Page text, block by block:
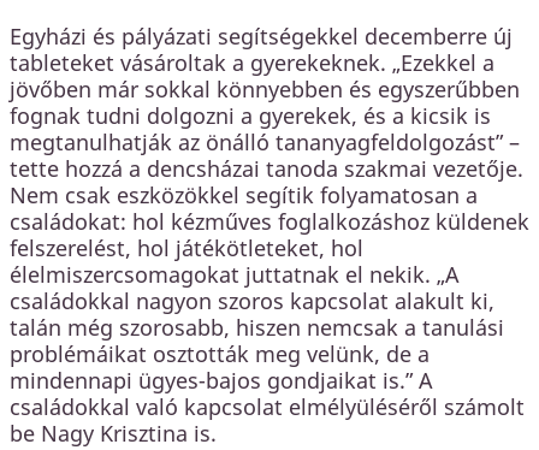
Egyházi és pályázati segítségekkel decemberre új
tableteket vásároltak a gyerekeknek. „Ezekkel a
jövőben már sokkal könnyebben és egyszerűbben
fognak tudni dolgozni a gyerekek, és a kicsik is
megtanulhatják az önálló tananyagfeldolgozást” –
tette hozzá a dencsházai tanoda szakmai vezetője.
Nem csak eszközökkel segítik folyamatosan a
családokat: hol kézműves foglalkozáshoz küldenek
felszerelést, hol játékötleteket, hol
élelmiszercsomagokat juttatnak el nekik. „A
családokkal nagyon szoros kapcsolat alakult ki,
talán még szorosabb, hiszen nemcsak a tanulási
problémáikat osztották meg velünk, de a
mindennapi ügyes-bajos gondjaikat is.” A
családokkal való kapcsolat elmélyüléséről számolt
be Nagy Krisztina is.